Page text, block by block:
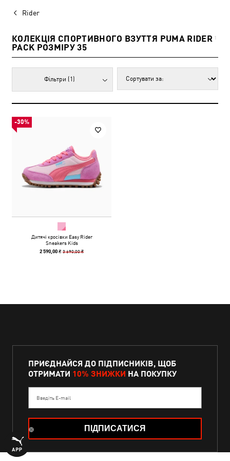
Rider
КОЛЕКЦІЯ СПОРТИВНОГО ВЗУТТЯ PUMA RIDER
PACK РОЗМІРУ 35
1
Фільтри (1)
-30%
Дитячі кросівки Easy Rider
Sneakers Kids
2 590,00 ₴3 690,00 ₴
ПРИЄДНАЙСЯ ДО ПІДПИСНИКІВ, ЩОБ
ОТРИМАТИ 10% ЗНИЖКИ НА ПОКУПКУ
Введіть E-mail
ПІДПИСАТИСЯ